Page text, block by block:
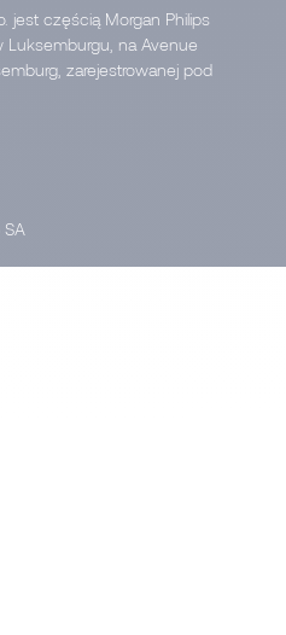
jest częścią Morgan Philips
Luksemburgu, na Avenue
zarejestrowanej pod